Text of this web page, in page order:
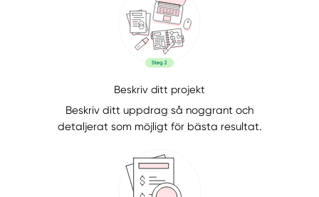
Beskriv ditt projekt
Beskriv ditt uppdrag så noggrant och
detaljerat som möjligt för bästa resultat.